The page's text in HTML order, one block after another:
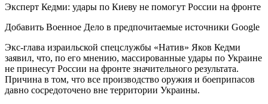
Эксперт Кедми: удары по Киеву не помогут России на фронте
Добавить Военное Дело в предпочитаемые источники Google
Экс-глава израильской спецслужбы «Натив» Яков Кедми
заявил, что, по его мнению, массированные удары по Украине
не принесут России на фронте значительного результата.
Причина в том, что все производство оружия и боеприпасов
давно сосредоточено вне территории Украины.